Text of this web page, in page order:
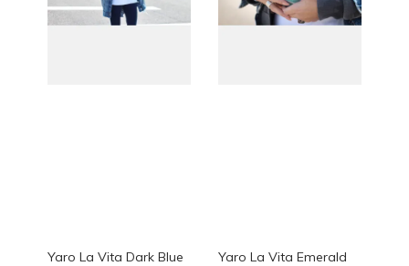
Yaro La Vita Dark Blue
Yaro La Vita Emerald